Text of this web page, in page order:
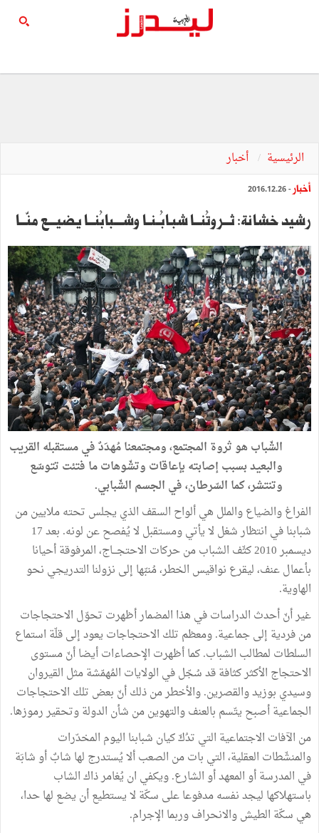
الرئيسية أخبار
أخبار - 2016.12.26
رشيد خشانة: ثـــروتُنـــا‭ ‬شبـابُــنــا‭ ‬وشــــبابُنـــا‭ ‬يضيــــع‭ ‬منّـــا
الشّباب هو ثروة المجتمع،ومجتمعنامُهدَدٌفيمستقبله القريب
والبعيدبسببإصابته بإعاقات وتشّوهاتما فتئت تتوسّع
وتنتشر،كما السّرطان،في الجسم الشّبابي.
الفراغوالضياعوالملل هيألواح السقف الذي يجلس تحتهملايينمن
شبابنافي انتظارشغل لايأتيومستقبل لايُفصحعن لونه. بعد17
ديسمبر2010كثّف الشبابمنحركات الاحتجـــاج،المرفوقةأحيانا
بأعمالعنف،ليقرع نواقيس الخطر،مُنبّها إلى نزولنا التدريجي نحو
الهاوية.
غيرأنّأحدث الدراساتفي هذا المضمارأظهرت تحوّل الاحتجاجات
منفردية إلىجماعية.ومعظم تلك الاحتجاجات يعودإلىقلّة استماع
السلطات لمطالب الشباب.كماأظهرت الإحصاءاتأيضاأنّمستوى
الاحتجاج الأكثركثافةقدسُجّلفي الولايات المُهمّشةمثل القيروان
وسيدي بوزيدوالقصرين.والأخطرمنذلكأنّ بعض تلك الاحتجاجات
الجماعيةأصبح يتّسم بالعنفوالتهوينمن شأن الدولةوتحقيررموزها.
من الآفات الاجتماعية التي تدُكّكيان شبابنا اليوم المخدّرات
والمنشّطات العقلية،التي باتمن الصعبألايُستدرج لها شابٌأوشابَة
في المدرسةأوالمعهدأوالشارع.ويكفي ان يُغامرذاكالشاب
باستهلاكها ليجدنفسهمدفوعاعلى سكّة لايستطيعأن يضع لهاحدا،
هي سكّة الطيشوالانحرافوربما الإجرام.